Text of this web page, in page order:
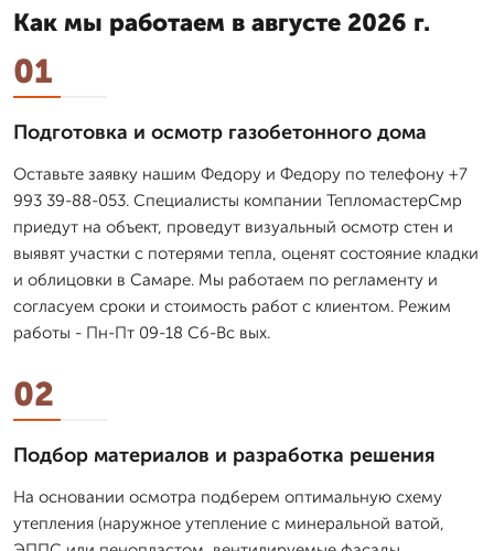
Как мы работаем в августе 2026 г.
01
Подготовка и осмотр газобетонного дома
Оставьте заявку нашим Федору и Федору по телефону +7
993 39-88-053. Специалисты компании ТепломастерСмр
приедут на объект, проведут визуальный осмотр стен и
выявят участки с потерями тепла, оценят состояние кладки
и облицовки в Самаре. Мы работаем по регламенту и
согласуем сроки и стоимость работ с клиентом. Режим
работы - Пн-Пт 09-18 Сб-Вс вых.
02
Подбор материалов и разработка решения
На основании осмотра подберем оптимальную схему
утепления (наружное утепление с минеральной ватой,